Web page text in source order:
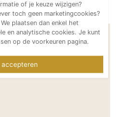
Wendy Mahieu
of je keuze wijzigen?
toch geen marketingcookies?
We plaatsen dan enkel het
en analytische cookies. Je kunt
op de voorkeuren pagina.
accepteren